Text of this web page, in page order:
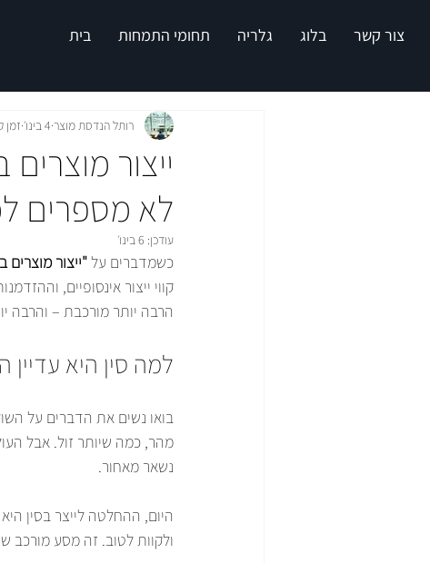
צור קשר בלוג גלריה תחומי התמחות בית
ייצור
לא מספרים
רותל הנדסת מוצר 4 בינו׳ זמן
עודכן: 6 בינו׳
כשמדברים על "ייצור מוצרים
קווי ייצור אינסופיים,
הרבה יותר מורכבת – והרבה
למה סין היא
בואו נשים את הדברים על
מהר, כמה שיותר זול. אבל
נשאר מאחור.
היום, ההחלטה לייצר בסין
ולקוות לטוב. זה מסע מורכב